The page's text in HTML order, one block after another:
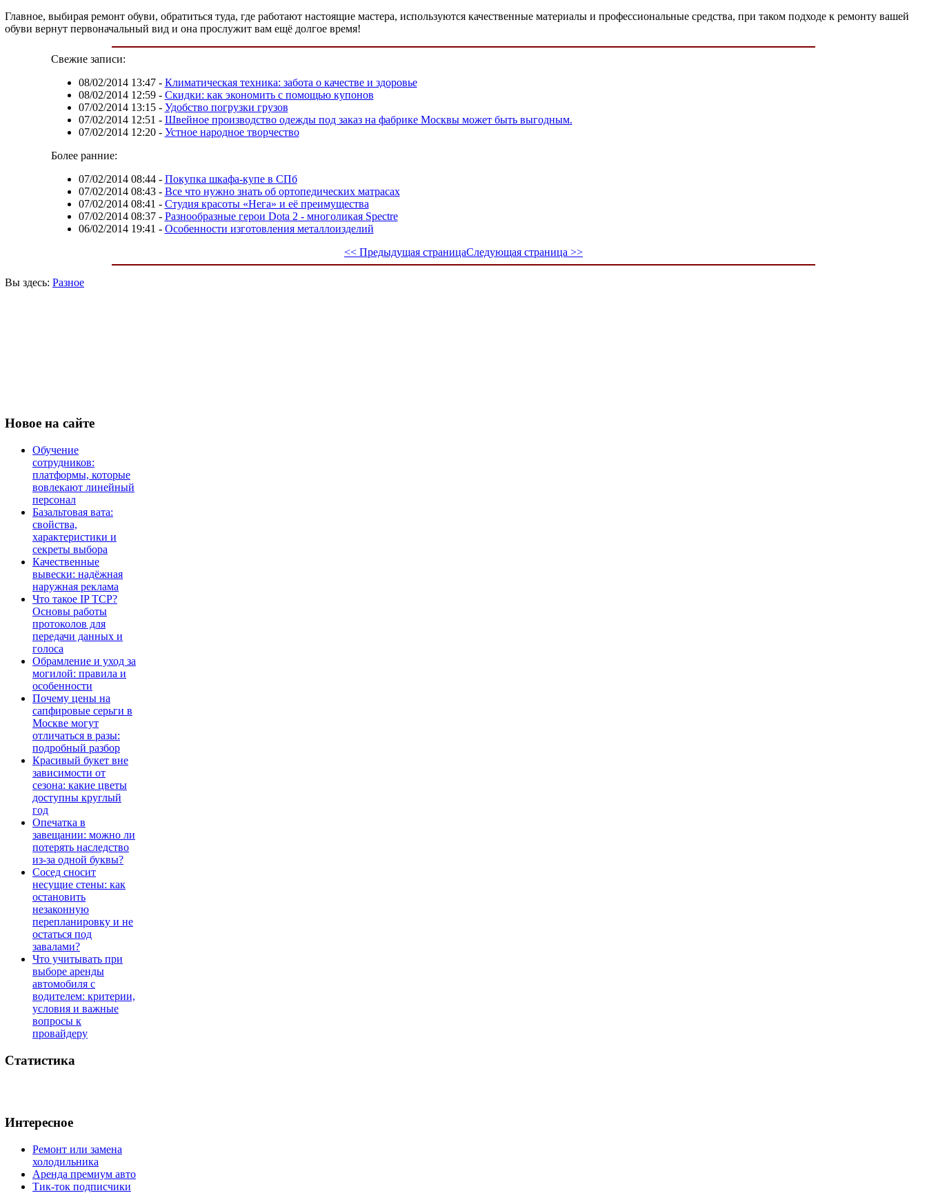
Главное, выбирая ремонт обуви, обратиться туда, где работают настоящие мастера, используются качественные материалы и профессиональные средства, при таком подходе к ремонту вашей
обуви вернут первоначальный вид и она прослужит вам ещё долгое время!
Свежие записи:
08/02/2014 13:47- Климатическая техника: забота о качестве и здоровье
08/02/2014 12:59- Скидки: как экономить с помощью купонов
07/02/2014 13:15- Удобство погрузки грузов
07/02/2014 12:51 - Швейное производство одежды под заказ на фабрике Москвы может быть выгодным.
07/02/2014 12:20- Устное народное творчество
Более ранние:
07/02/2014 08:44- Покупка шкафа-купе в СПб
07/02/2014 08:43- Все что нужно знать об ортопедических матрасах
07/02/2014 08:41 - Студия красоты «Нега» и её преимущества
07/02/2014 08:37- Разнообразные герои Dota 2 - многоликая Spectre
06/02/2014 19:41 - Особенности изготовления металлоизделий
<< Предыдущая страницаСледующая страница >>
Вы здесь: Разное
Новое на сайте
Обучение
сотрудников:
платформы, которые
вовлекают линейный
персонал
Базальтовая вата:
свойства,
характеристики и
секреты выбора
Качественные
вывески: надёжная
наружная реклама
Что такое IP TCP?
Основы работы
протоколов для
передачи данных и
голоса
Обрамление и уход за
могилой: правила и
особенности
Почему цены на
сапфировые серьги в
Москве могут
отличаться в разы:
подробный разбор
Красивый букет вне
зависимости от
сезона: какие цветы
доступны круглый
год
Опечатка в
завещании: можно ли
потерять наследство
из-за одной буквы?
Сосед сносит
несущие стены: как
остановить
незаконную
перепланировку и не
остаться под
завалами?
Что учитывать при
выборе аренды
автомобиля с
водителем: критерии,
условия и важные
вопросы к
провайдеру
Статистика
Интересное
Ремонт или замена
холодильника
Аренда премиум авто
Тик-ток подписчики